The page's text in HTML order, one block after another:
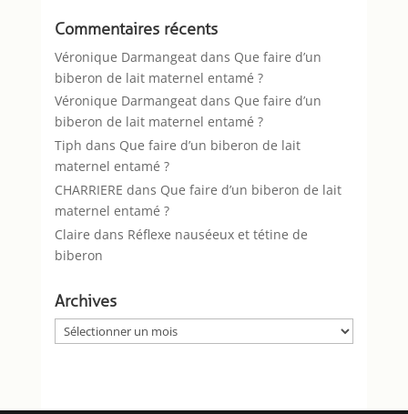
Commentaires récents
Véronique Darmangeatdans Que faire d’un
biberon de lait maternel entamé ?
Véronique Darmangeatdans Que faire d’un
biberon de lait maternel entamé ?
Tiph dans Que faire d’un biberon de lait
maternel entamé ?
CHARRIERE dans Que faire d’un biberon de lait
maternel entamé ?
Claire dans Réflexe nauséeux et tétine de
biberon
Archives
Archives